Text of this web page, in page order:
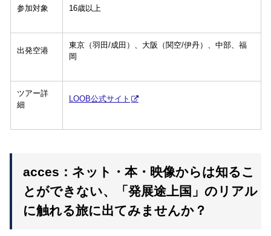
参加対象 16歳以上
出発空港
東京（羽田/成田）、大阪（関空/伊丹）、中部、福
岡
ツアー詳
細
LOOB公式サイト
acces：ネット・本・映像からは知るこ
とができない、「発展途上国」のリアル
に触れる旅に出てみませんか？